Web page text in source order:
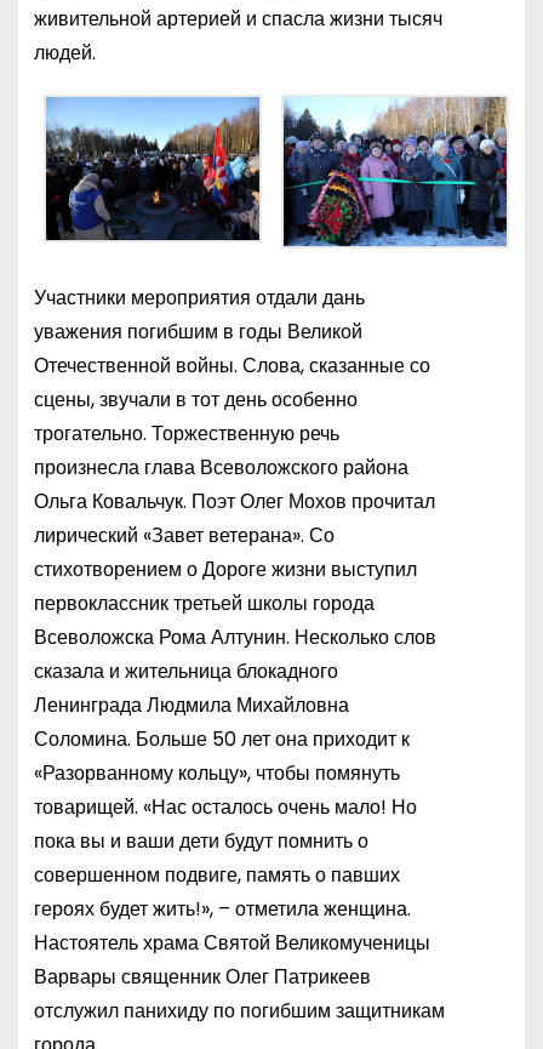
живительной артерией и спасла жизни тысяч
людей.
Участники мероприятия отдали дань
уважения погибшим в годы Великой
Отечественной войны. Слова, сказанные со
сцены, звучали в тот день особенно
трогательно. Торжественную речь
произнесла глава Всеволожского района
Ольга Ковальчук. Поэт Олег Мохов прочитал
лирический «Завет ветерана». Со
стихотворением о Дороге жизни выступил
первоклассник третьей школы города
Всеволожска Рома Алтунин. Несколько слов
сказала и жительница блокадного
Ленинграда Людмила Михайловна
Соломина. Больше 50 лет она приходит к
«Разорванному кольцу», чтобы помянуть
товарищей. «Нас осталось очень мало! Но
пока вы и ваши дети будут помнить о
совершенном подвиге, память о павших
героях будет жить!», – отметила женщина.
Настоятель храма Святой Великомученицы
Варвары священник Олег Патрикеев
отслужил панихиду по погибшим защитникам